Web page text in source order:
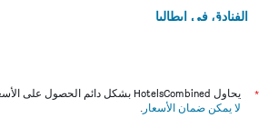
الفنادق في إيطاليا
*
يحاول HotelsCombined بشكل دائم الحصول على الأسعار الدقيقة، ولكن
لا يمكن ضمان الأسعار .